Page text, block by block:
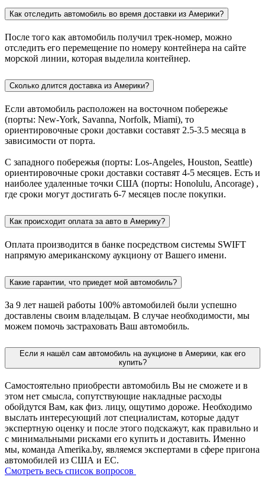
Как отследить автомобиль во время доставки из Америки?
После того как автомобиль получил трек-номер, можно
отследить его перемещение по номеру контейнера на сайте
морской линии, которая выделила контейнер.
Сколько длится доставка из Америки?
Если автомобиль расположен на восточном побережье
(порты: New-York, Savanna, Norfolk, Miami), то
ориентировочные сроки доставки составят 2.5-3.5 месяца в
зависимости от порта.
С западного побережья (порты: Los-Angeles, Houston, Seattle)
ориентировочные сроки доставки составят 4-5 месяцев. Есть и
наиболее удаленные точки США (порты: Honolulu, Ancorage) ,
где сроки могут достигать 6-7 месяцев после покупки.
Как происходит оплата за авто в Америку?
Оплата производится в банке посредством системы SWIFT
напрямую американскому аукциону от Вашего имени.
Какие гарантии, что приедет мой автомобиль?
За 9 лет нашей работы 100% автомобилей были успешно
доставлены своим владельцам. В случае необходимости, мы
можем помочь застраховать Ваш автомобиль.
Если я нашёл сам автомобиль на аукционе в Америки, как его
купить?
Самостоятельно приобрести автомобиль Вы не сможете и в
этом нет смысла, сопутствующие накладные расходы
обойдутся Вам, как физ. лицу, ощутимо дороже. Необходимо
выслать интересующий лот специалистам, которые дадут
экспертную оценку и после этого подскажут, как правильно и
с минимальными рисками его купить и доставить. Именно
мы, команда Amerika.by, являемся экспертами в сфере пригона
автомобилей из США и ЕС.
Смотреть весь список вопросов